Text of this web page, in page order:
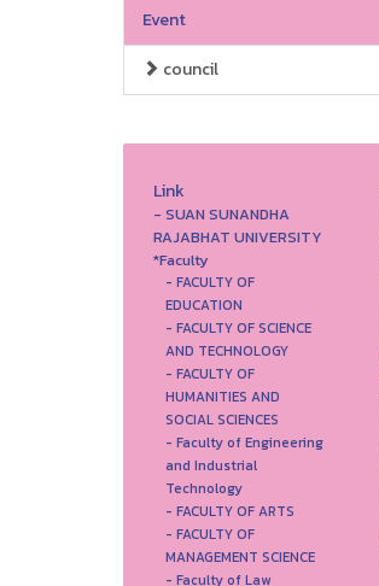
Event
council
Link
- SUAN SUNANDHA
RAJABHAT UNIVERSITY
*Faculty
- FACULTY OF
EDUCATION
- FACULTY OF SCIENCE
AND TECHNOLOGY
- FACULTY OF
HUMANITIES AND
SOCIAL SCIENCES
- Faculty of Engineering
and Industrial
Technology
- FACULTY OF ARTS
- FACULTY OF
MANAGEMENT SCIENCE
- Faculty of Law